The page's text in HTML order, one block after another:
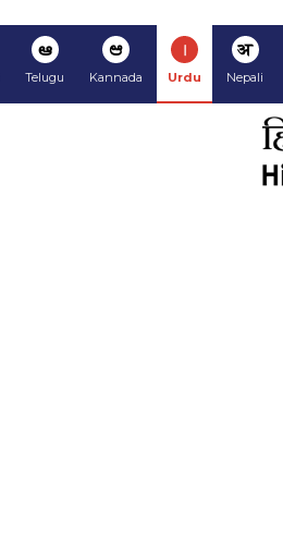
अ
Nepali
ا
Urdu
ಆ
Kannada
ఆ
Telugu